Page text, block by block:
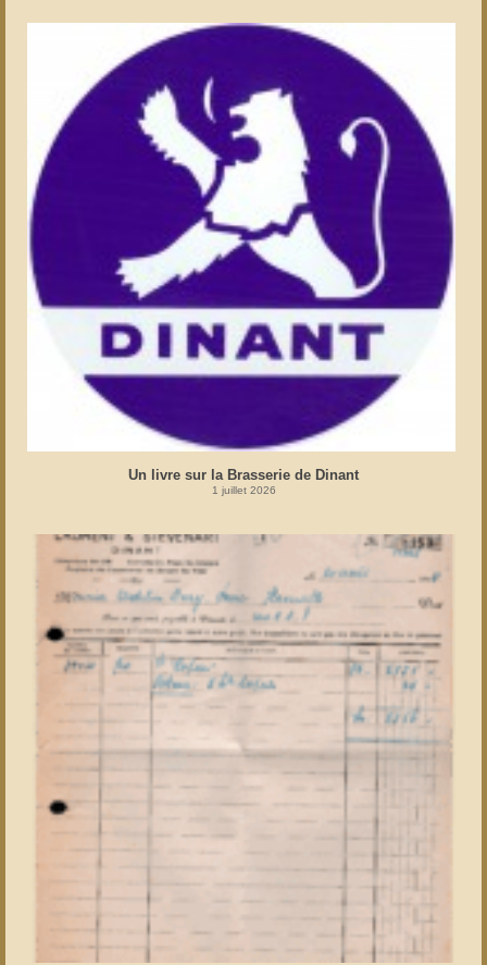
Un livre sur la Brasserie de Dinant
1 juillet 2026